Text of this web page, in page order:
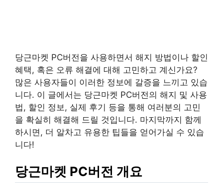
당근마켓 PC버전을 사용하면서 해지 방법이나 할인
혜택, 혹은 오류 해결에 대해 고민하고 계신가요?
많은 사용자들이 이러한 정보에 갈증을 느끼고 있습
니다. 이 글에서는 당근마켓 PC버전의 해지 및 사용
법, 할인 정보, 실제 후기 등을 통해 여러분의 고민
을 확실히 해결해 드릴 것입니다. 마지막까지 함께
하시면, 더 알차고 유용한 팁들을 얻어가실 수 있습
니다!
당근마켓 PC버전 개요